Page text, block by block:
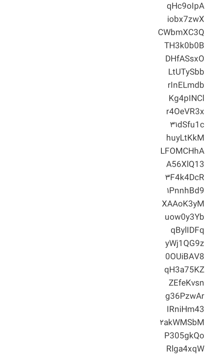
qHc9oIpA
iobx7zwX
CWbmXC3Q
TH3k0b0B
DHfASsxO
LtUTySbb
rInELmdb
Kg4pINCl
r4OeVR3x
۳۱dSfu1c
huyLtKkM
LFOMCHhA
A56XlQ13
۳F4k4DcR
۱PnnhBd9
XAAoK3yM
uow0y3Yb
qBylIDFq
yWj1QG9z
0OUiBAV8
qH3a75KZ
ZEfeKvsn
g36PzwAr
IRniHm43
۲akWMSbM
P305gkQo
Rlga4xqW